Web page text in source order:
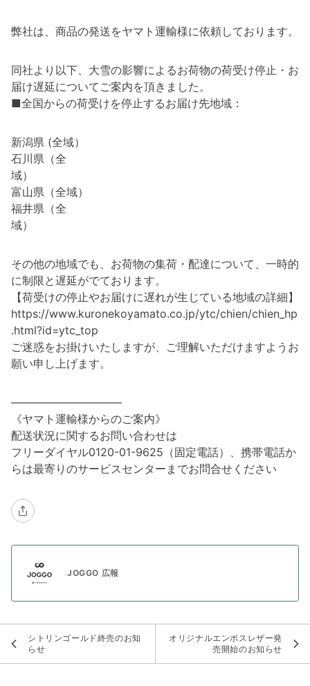
弊社は、商品の発送をヤマト運輸様に依頼しております。
同社より以下、大雪の影響によるお荷物の荷受け停止・お
届け遅延についてご案内を頂きました。
■全国からの荷受けを停止するお届け先地域：
新潟県 (全域）
石川県（全
域）
富山県（全域）
福井県（全
域）
その他の地域でも、お荷物の集荷・配達について、一時的
に制限と遅延がでております。
【荷受けの停止やお届けに遅れが生じている地域の詳細】
https://www.kuronekoyamato.co.jp/ytc/chien/chien_hp
.html?id=ytc_top
ご迷惑をお掛けいたしますが、ご理解いただけますようお
願い申し上げます。
――――――――――
《ヤマト運輸様からのご案内》
配送状況に関するお問い合わせは
フリーダイヤル0120-01-9625（固定電話）、携帯電話か
らは最寄りのサービスセンターまでお問合せください
JOGGO 広報
シトリンゴールド終売のお知
らせ
オリジナルエンボスレザー発
売開始のお知らせ